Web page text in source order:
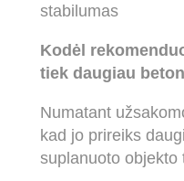
stabilumas
Kodėl
tiek daugiau
Numatant
kad jo prireiks
suplanuoto objekto